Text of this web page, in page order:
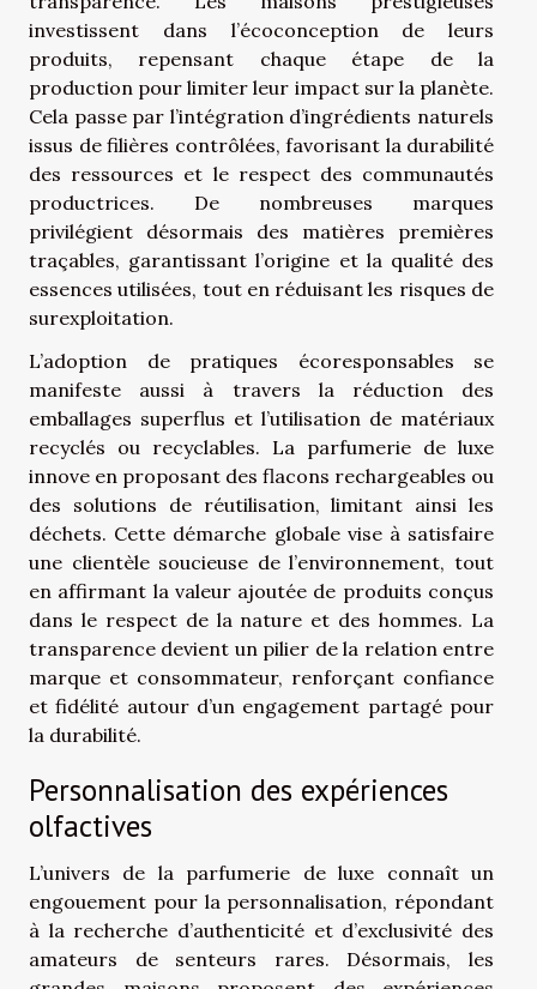
investissent dans l’écoconception de leurs
produits, repensant chaque étape de la
production pour limiter leur impact sur la planète.
Cela passe par l’intégration d’ingrédients naturels
issus de filières contrôlées, favorisant la durabilité
des ressources et le respect des communautés
productrices. De nombreuses marques
privilégient désormais des matières premières
traçables, garantissant l’origine et la qualité des
essences utilisées, tout en réduisant les risques de
surexploitation.
L’adoption de pratiques écoresponsables se
manifeste aussi à travers la réduction des
emballages superflus et l’utilisation de matériaux
recyclés ou recyclables. La parfumerie de luxe
innove en proposant des flacons rechargeables ou
des solutions de réutilisation, limitant ainsi les
déchets. Cette démarche globale vise à satisfaire
une clientèle soucieuse de l’environnement, tout
en affirmant la valeur ajoutée de produits conçus
dans le respect de la nature et des hommes. La
transparence devient un pilier de la relation entre
marque et consommateur, renforçant confiance
et fidélité autour d’un engagement partagé pour
la durabilité.
Personnalisation des expériences
olfactives
L’univers de la parfumerie de luxe connaît un
engouement pour la personnalisation, répondant
à la recherche d’authenticité et d’exclusivité des
amateurs de senteurs rares. Désormais, les